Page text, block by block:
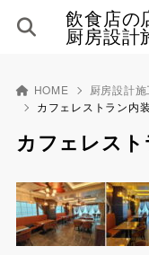
飲食店の
厨房設計
HOME 厨房設計施
カフェレストラン内
カフェレス